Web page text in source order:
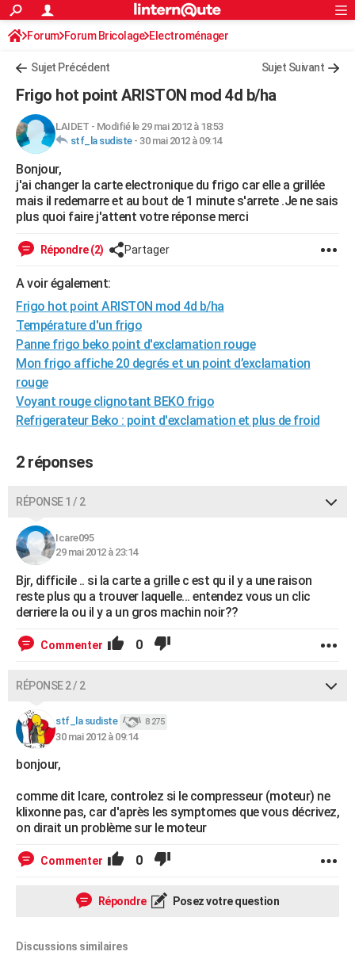
ACTUALITÉS
Politique
Société
Faits Divers
Education
Monde
Villes
+
FINANCE
Retraite
Impôts
Epargne
Immobilier
Risques naturels par ville
Banque
Assurance
Crédit
AUTO
Essais
Réserver un essai
Citadines
Berlines
SUV
Forum auto
+HIGH-TECH
Mobiles
Meilleur smartphone
Internet
Ordinateurs
Jeux vidéo
Guide high-tech
+BRICOLAGE
Forum
Aménagement intérieur
Extérieur
Cuisine
Salle de bains
Jardinage
Rangement
WEEK-END
LIFESTYLE
Art de vivre
Bien-être
Loisirs
Mode
Modes de vie
SANTE
Alimentation
Guide de la santé
Maladies
Médicaments
Sommeil
VOYAGE
Destinations
City break
Voyage nature
Voyage de noces
Forum
Climat
+
GUIDES D'ACHAT
CARTE DE VOEUX
Carte de Noël
Carte Bonne année
Carte Saint-Valentin
Carte Pâques
Carte d'anniversaire
DICTIONNAIRE
Dictionnaire
Biographies
Citations
Expressions
Proverbes
PROGRAMME TV
COPAINS D'AVANT
S'inscrire
Se connecter
Lycées
Collèges
Primaires
Universités
Entreprises
Service militaire
Avis de recherche
AVIS DE DÉCÈS
S'inscrire
Connexion
Forum Forum Bricolage Electroménager
Sujet Précédent Sujet Suivant
Frigo hot point ARISTON mod 4d b/ha
LAIDET - Modifié le 29 mai 2012 à 18:53
stf_la sudiste- 30 mai 2012 à 09:14
Bonjour,
j'ai changer la carte electronique du frigo car elle a grillée
mais il redemarre et au bout de 1 minute s'arrete .Je ne sais
plus quoi faire j'attent votre réponse merci
Répondre (2) Partager
A voir également:
Frigo hot point ARISTON mod 4d b/ha
Température d'un frigo
Panne frigo beko point d'exclamation rouge
Mon frigo affiche 20 degrés et un point d’exclamation
rouge
Voyant rouge clignotant BEKO frigo
Refrigerateur Beko : point d'exclamation et plus de froid
2 réponses
RÉPONSE 1 / 2
Icare095
29 mai 2012 à 23:14
Bjr, difficile .. si la carte a grille c est qu il y a une raison
reste plus qu a trouver laquelle... entendez vous un clic
derriere la ou il y a un gros machin noir??
Commenter 0
RÉPONSE 2 / 2
stf_la sudiste 8 275
30 mai 2012 à 09:14
bonjour,
comme dit Icare, controlez si le compresseur (moteur) ne
klixonne pas, car d'après les symptomes que vous décrivez,
on dirait un problème sur le moteur
Commenter 0
Répondre Posez votre question
Discussions similaires